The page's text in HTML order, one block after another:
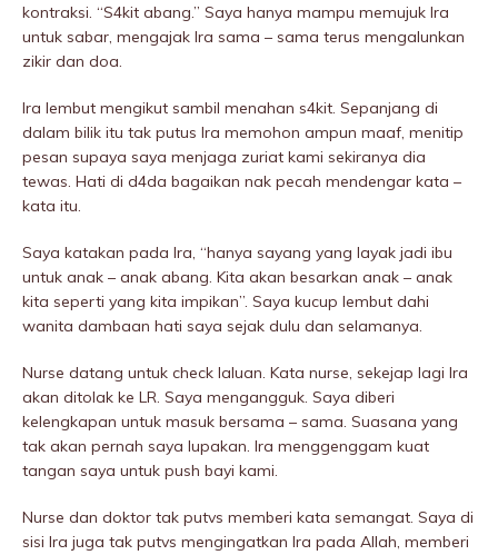
kontraksi. “S4kit abang.” Saya hanya mampu memujuk Ira
untuk sabar, mengajak Ira sama – sama terus mengalunkan
zikir dan doa.
Ira lembut mengikut sambil menahan s4kit. Sepanjang di
dalam bilik itu tak putus Ira memohon ampun maaf, menitip
pesan supaya saya menjaga zuriat kami sekiranya dia
tewas. Hati di d4da bagaikan nak pecah mendengar kata –
kata itu.
Saya katakan pada Ira, “hanya sayang yang layak jadi ibu
untuk anak – anak abang. Kita akan besarkan anak – anak
kita seperti yang kita impikan”. Saya kucup lembut dahi
wanita dambaan hati saya sejak dulu dan selamanya.
Nurse datang untuk check laluan. Kata nurse, sekejap lagi Ira
akan ditolak ke LR. Saya mengangguk. Saya diberi
kelengkapan untuk masuk bersama – sama. Suasana yang
tak akan pernah saya lupakan. Ira menggenggam kuat
tangan saya untuk push bayi kami.
Nurse dan doktor tak putvs memberi kata semangat. Saya di
sisi Ira juga tak putvs mengingatkan Ira pada Allah, memberi